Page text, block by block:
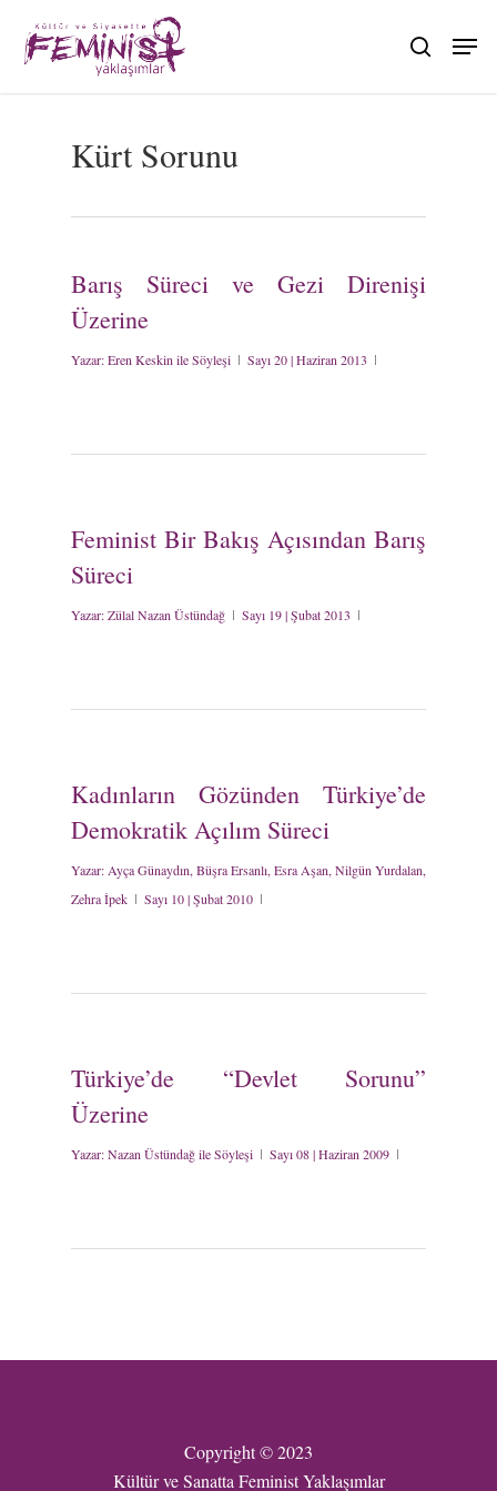
main
search
Kürt Sorunu
Barış Süreci ve Gezi Direnişi
Üzerine
Yazar:Eren Keskin ile Söyleşi Sayı 20 | Haziran 2013
Feminist Bir Bakış Açısından Barış
Süreci
Yazar:Zülal Nazan Üstündağ Sayı 19 | Şubat 2013
Kadınların Gözünden Türkiye’de
Demokratik Açılım Süreci
Yazar: Ayça Günaydın, Büşra Ersanlı, Esra Aşan, Nilgün Yurdalan,
Zehra İpek
Sayı 10 | Şubat 2010
Türkiye’de “Devlet Sorunu”
Üzerine
Yazar:Nazan Üstündağ ile Söyleşi Sayı 08 | Haziran 2009
Copyright © 2023
Kültür ve Sanatta Feminist Yaklaşımlar